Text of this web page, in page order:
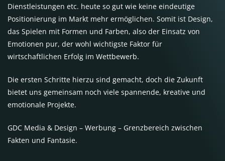
Dienstleistungen etc. heute so gut wie keine eindeutige
Positionierung im Markt mehr ermöglichen. Somit ist Design,
das Spielen mit Formen und Farben, also der Einsatz von
Emotionen pur, der wohl wichtigste Faktor für
wirtschaftlichen Erfolg im Wettbewerb.
Die ersten Schritte hierzu sind gemacht, doch die Zukunft
bietet uns gemeinsam noch viele spannende, kreative und
emotionale Projekte.
GDC Media & Design – Werbung – Grenzbereich zwischen
Fakten und Fantasie.